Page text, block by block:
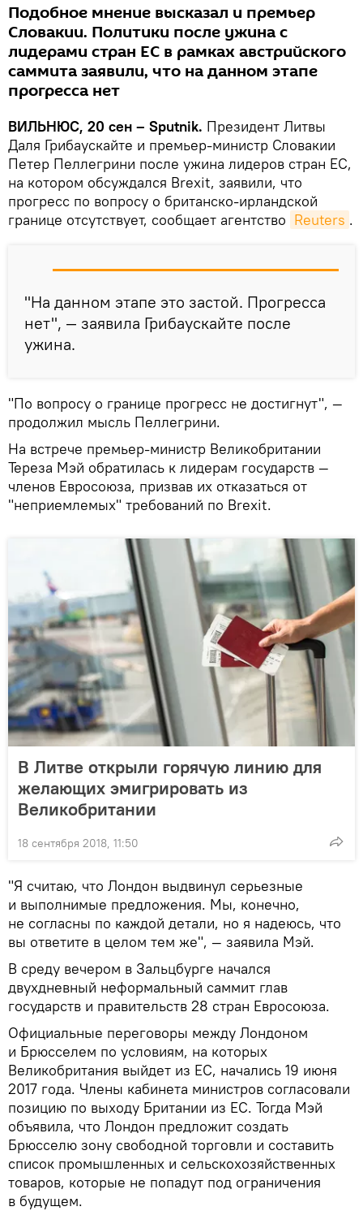
Подобное мнение высказал и премьер
Словакии. Политики после ужина с
лидерами стран ЕС в рамках австрийского
саммита заявили, что на данном этапе
прогресса нет
ВИЛЬНЮС, 20 сен – Sputnik. Президент Литвы
Даля Грибаускайте и премьер-министр Словакии
Петер Пеллегрини после ужина лидеров стран ЕС,
на котором обсуждался Brexit, заявили, что
прогресс по вопросу о британско-ирландской
границе отсутствует, сообщает агентство Reuters .
"На данном этапе это застой. Прогресса
нет", — заявила Грибаускайте после
ужина.
"По вопросу о границе прогресс не достигнут", —
продолжил мысль Пеллегрини.
На встрече премьер-министр Великобритании
Тереза Мэй обратилась к лидерам государств —
членов Евросоюза, призвав их отказаться от
"неприемлемых" требований по Brexit.
В Литве открыли горячую линию для
желающих эмигрировать из
Великобритании
18 сентября 2018, 11:50
"Я считаю, что Лондон выдвинул серьезные
и выполнимые предложения. Мы, конечно,
не согласны по каждой детали, но я надеюсь, что
вы ответите в целом тем же", — заявила Мэй.
В среду вечером в Зальцбурге начался
двухдневный неформальный саммит глав
государств и правительств 28 стран Евросоюза.
Официальные переговоры между Лондоном
и Брюсселем по условиям, на которых
Великобритания выйдет из ЕС, начались 19 июня
2017 года. Члены кабинета министров согласовали
позицию по выходу Британии из ЕС. Тогда Мэй
объявила, что Лондон предложит создать
Брюсселю зону свободной торговли и составить
список промышленных и сельскохозяйственных
товаров, которые не попадут под ограничения
в будущем.